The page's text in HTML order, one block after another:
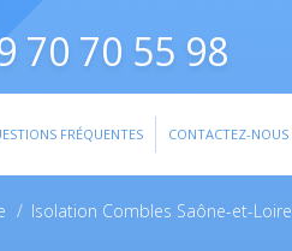
70 70 55 98
FRÉQUENTES CONTACTEZ-NOUS
/ Isolation Combles Saône-et-Loire